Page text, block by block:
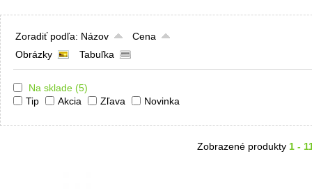
Zoradiť podľa: Názov
Cena
Obrázky
Tabuľka
Na sklade (5)
Tip
Akcia Zľava Novinka
Zobrazené produkty 1 -